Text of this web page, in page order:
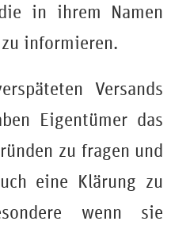
in ihrem Namen
informieren.
Versands
Eigentümer das
zu fragen und
eine Klärung zu
wenn sie